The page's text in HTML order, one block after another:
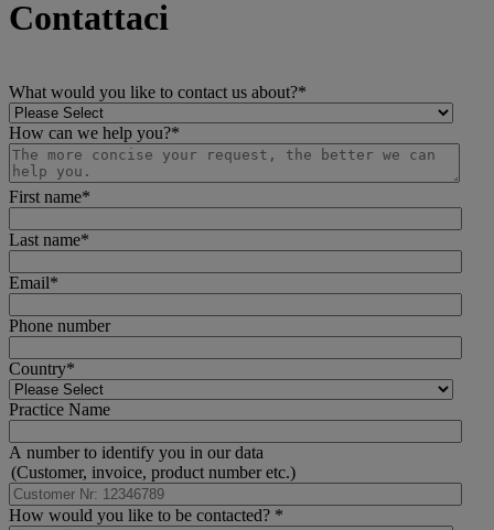
Contattaci
What would you like to contact us about?*
How can we help you?*
First name*
Last name*
Email*
Phone number
Country*
Practice Name
A number to identify you in our data
(Customer, invoice, product number etc.)
How would you like to be contacted? *